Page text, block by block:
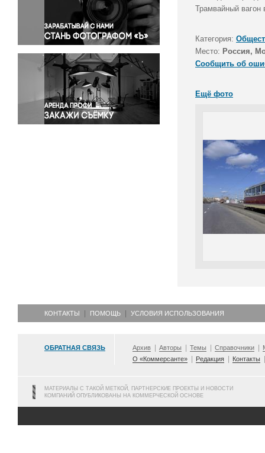
Правосудие
Происшествия и конфликты
Религия
Светская жизнь
Спорт
Экология
Экономика и бизнес
Трамвайный вагон
Категория:
Место: Россия,
Сообщить об
Ещё фото
КОНТАКТЫ ПОМОЩЬ УСЛОВИЯ ИСПОЛЬЗОВАНИЯ
ОБРАТНАЯ СВЯЗЬ Архив Авторы Темы Справочники
О «Коммерсанте»
Редакция Контакты
МАТЕРИАЛЫ С ТАКОЙ МЕТКОЙ, ПАРТНЕРСКИЕ ПРОЕКТЫ И НОВОСТИ
КОМПАНИЙ ОПУБЛИКОВАНЫ НА КОММЕРЧЕСКОЙ ОСНОВЕ